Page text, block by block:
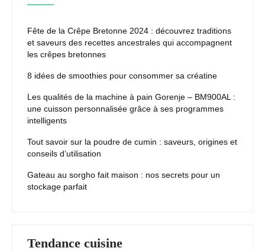
Fête de la Crêpe Bretonne 2024 : découvrez traditions
et saveurs des recettes ancestrales qui accompagnent
les crêpes bretonnes
8 idées de smoothies pour consommer sa créatine
Les qualités de la machine à pain Gorenje – BM900AL :
une cuisson personnalisée grâce à ses programmes
intelligents
Tout savoir sur la poudre de cumin : saveurs, origines et
conseils d’utilisation
Gateau au sorgho fait maison : nos secrets pour un
stockage parfait
Tendance cuisine